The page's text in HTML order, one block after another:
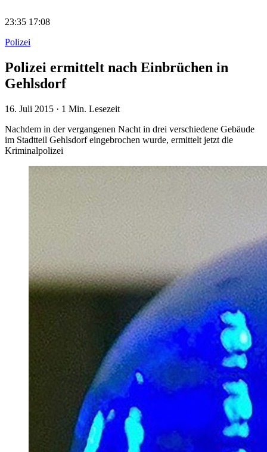
23:35 17:08
Polizei
Polizei ermittelt nach Einbrüchen in
Gehlsdorf
16. Juli 2015 · 1 Min. Lesezeit
Nachdem in der vergangenen Nacht in drei verschiedene Gebäude
im Stadtteil Gehlsdorf eingebrochen wurde, ermittelt jetzt die
Kriminalpolizei